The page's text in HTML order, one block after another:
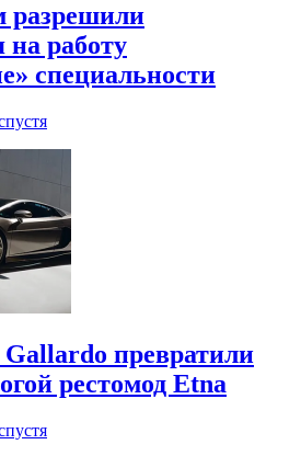
разрешили
на работу
специальности
превратили
рестомод Etna